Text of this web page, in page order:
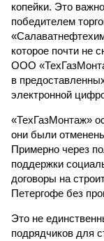
копейки. Это
победителем
которое почти не
ООО
в
электронной
«ТехГазМонтаж»
они были
Примерно через
поддержки
договоры на
Петергофе без
Это не
подрядчиков для